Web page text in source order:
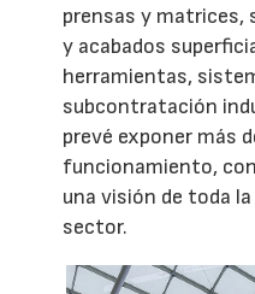
prensas y matrices,
y acabados
herramientas,
subcontratación
prevé exponer más
funcionamiento,
una visión de toda
sector.